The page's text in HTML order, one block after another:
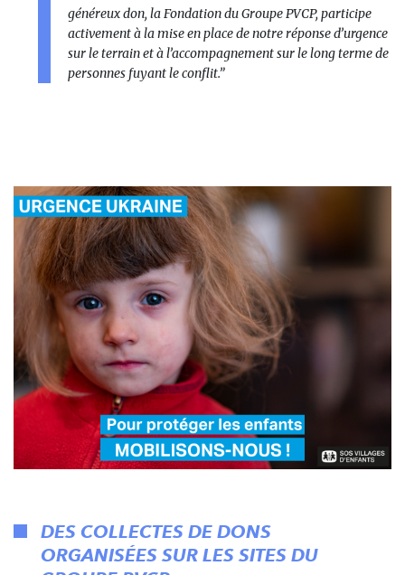
généreux don, la Fondation du Groupe PVCP, participe
activement à la mise en place de notre réponse d’urgence
sur le terrain et à l’accompagnement sur le long terme de
personnes fuyant le conflit.”
DES COLLECTES DE DONS
ORGANISÉES SUR LES SITES DU